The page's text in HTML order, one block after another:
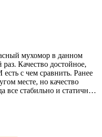
мухомор в данном
Качество достойное,
есть с чем сравнить. Ранее
месте, но качество
все стабильно и статично!